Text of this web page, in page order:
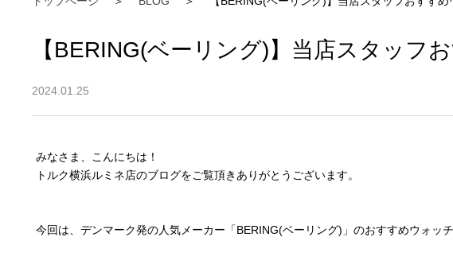
【BERING(ベーリング)】当店スタッフ
2024.01.25
みなさま、こんにちは！
トルク横浜ルミネ店のブログをご覧頂きありがとうございます。
今回は、デンマーク発の人気メーカー「BERING(ベーリング)」のおすすめウォッ